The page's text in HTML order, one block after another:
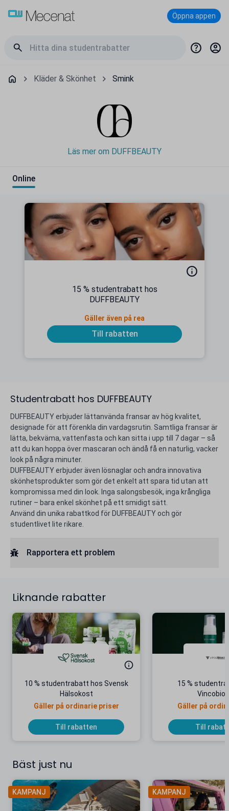
Öppna appen
Kläder & Skönhet Smink
Läs mer om DUFFBEAUTY
Online
15 % studentrabatt hos
DUFFBEAUTY
Gäller även på rea
Till rabatten
Studentrabatt hos DUFFBEAUTY
DUFFBEAUTY erbjuder lättanvända fransar av hög kvalitet,
designade för att förenkla din vardagsrutin. Samtliga fransar är
lätta, bekväma, vattenfasta och kan sitta i upp till 7 dagar – så
att du kan hoppa över mascaran och ändå få en naturlig, vacker
look på några minuter.
DUFFBEAUTY erbjuder även lösnaglar och andra innovativa
skönhetsprodukter som gör det enkelt att spara tid utan att
kompromissa med din look. Inga salongsbesök, inga krångliga
rutiner – bara enkel skönhet på ett smidigt sätt.
Använd din unika rabattkod för DUFFBEAUTY och gör
studentlivet lite rikare.
Rapportera ett problem
Liknande rabatter
10 % studentrabatt hos Svensk
Hälsokost
Gäller på ordinarie priser
Till rabatten
15 %
Gäller på
Till
Bäst just nu
KAMPANJ KAMPANJ